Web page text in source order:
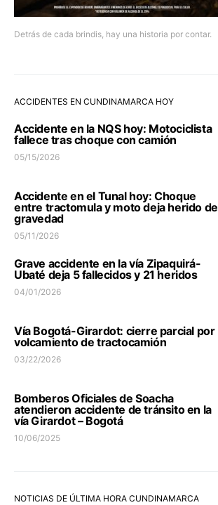
Detrás de cada brindis, hay una historia por contar.
ACCIDENTES EN CUNDINAMARCA HOY
Accidente en la NQS hoy: Motociclista
fallece tras choque con camión
05/15/2026
Accidente en el Tunal hoy: Choque
entre tractomula y moto deja herido de
gravedad
05/11/2026
Grave accidente en la vía Zipaquirá-
Ubaté deja 5 fallecidos y 21 heridos
04/01/2026
Vía Bogotá-Girardot: cierre parcial por
volcamiento de tractocamión
03/22/2026
Bomberos Oficiales de Soacha
atendieron accidente de tránsito en la
vía Girardot – Bogotá
10/06/2025
NOTICIAS DE ÚLTIMA HORA CUNDINAMARCA